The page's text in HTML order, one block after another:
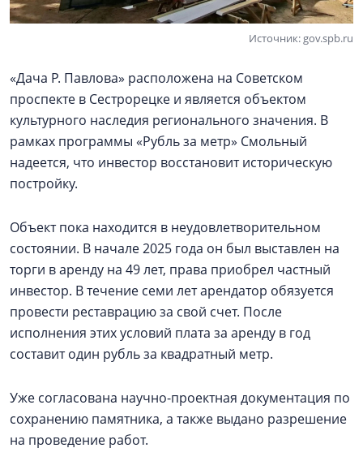
Источник: gov.spb.ru
«Дача Р. Павлова» расположена на Советском
проспекте в Сестрорецке и является объектом
культурного наследия регионального значения. В
рамках программы «Рубль за метр» Смольный
надеется, что инвестор восстановит историческую
постройку.
Объект пока находится в неудовлетворительном
состоянии. В начале 2025 года он был выставлен на
торги в аренду на 49 лет, права приобрел частный
инвестор. В течение семи лет арендатор обязуется
провести реставрацию за свой счет. После
исполнения этих условий плата за аренду в год
составит один рубль за квадратный метр.
Уже согласована научно-проектная документация по
сохранению памятника, а также выдано разрешение
на проведение работ.